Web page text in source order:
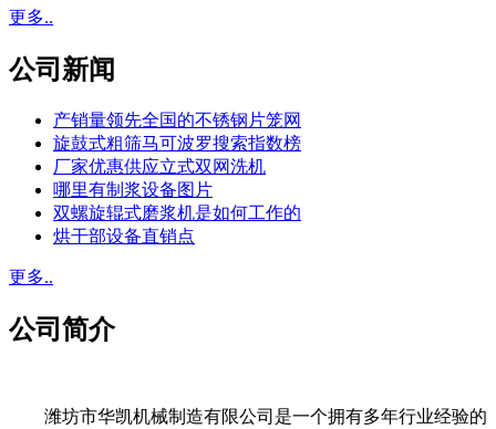
更多..
公司新闻
产销量领先全国的不锈钢片笼网
旋鼓式粗筛马可波罗搜索指数榜
厂家优惠供应立式双网洗机
哪里有制浆设备图片
双螺旋辊式磨浆机是如何工作的
烘干部设备直销点
更多..
公司简介
潍坊市华凯机械制造有限公司是一个拥有多年行业经验的